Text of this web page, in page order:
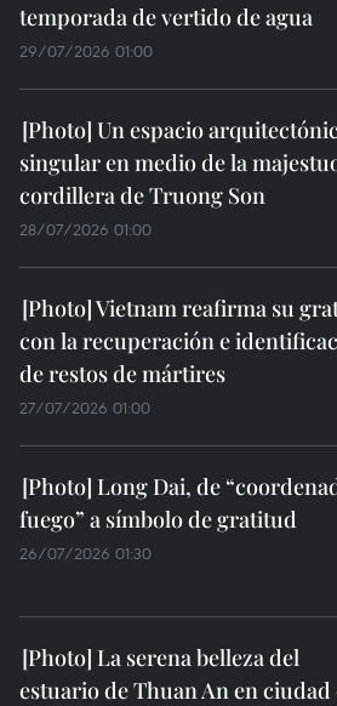
temporada de vertido de agua
29/07/2026 01:00
Un espacio
singular en medio de la
cordillera de Truong Son
28/07/2026 01:00
Vietnam reafirma su
con la recuperación e
de restos de mártires
27/07/2026 01:00
Long Dai, de
fuego” a símbolo de gratitud
26/07/2026 01:30
La serena belleza del
estuario de Thuan An en ciudad